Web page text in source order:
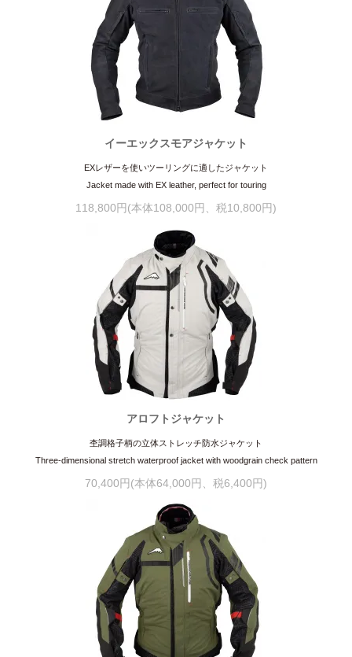
イーエックスモアジャケット
EXレザーを使いツーリングに適したジャケット
Jacket made with EX leather, perfect for touring
118,800円(本体108,000円、税10,800円)
アロフトジャケット
杢調格子柄の立体ストレッチ防水ジャケット
Three-dimensional stretch waterproof jacket with woodgrain check pattern
70,400円(本体64,000円、税6,400円)